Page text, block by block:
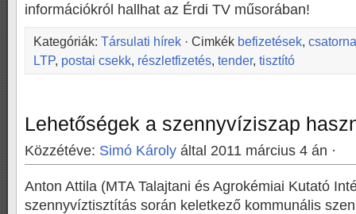
információkról hallhat az Érdi TV műsorában!
Kategóriák: Társulati hírek · Cimkék befizetések,
LTP, postai csekk, részletfizetés, tender, tisztító
Lehetőségek a szennyvíziszap
Közzétéve: Simó Károly által 2011 március 4 án ·
Anton Attila (MTA Talajtani és Agrokémiai Kutató
szennyvíztisztítás során keletkező kommunális